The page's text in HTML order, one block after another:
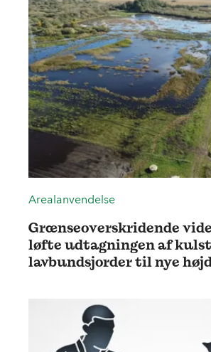
Arealanvendelse
Grænseoverskridende
løfte udtagningen af
lavbundsjorder til nye